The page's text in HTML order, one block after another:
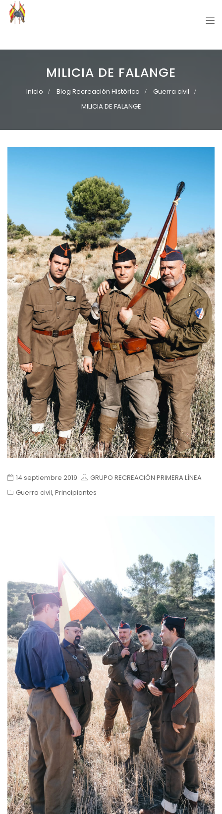
MILICIA DE FALANGE
Inicio Blog Recreación Histórica
Guerra civil
MILICIA DE FALANGE
14 septiembre 2019
GRUPO RECREACIÓN PRIMERA LÍNEA
Guerra civil, Principiantes